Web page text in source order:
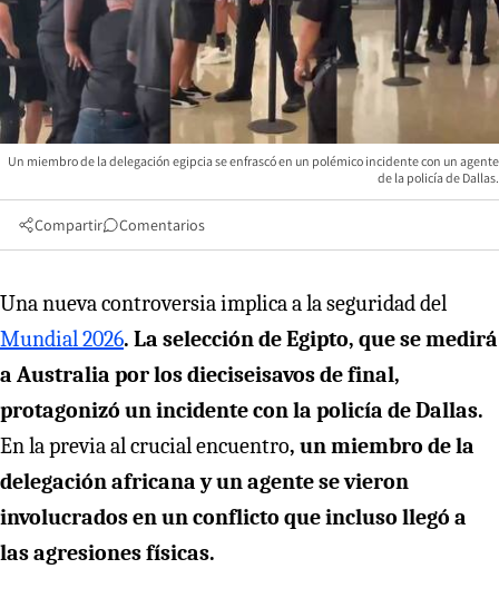
Un miembro de la delegación egipcia se enfrascó en un polémico incidente con un agente
de la policía de Dallas.
Compartir Comentarios
Una nueva controversia implica a la seguridad del
Mundial 2026. La selección de Egipto, que se medirá
a Australia por los dieciseisavos de final,
protagonizó un incidente con la policía de Dallas.
En la previa al crucial encuentro, un miembro de la
delegación africana y un agente se vieron
involucrados en un conflicto que incluso llegó a
las agresiones físicas.